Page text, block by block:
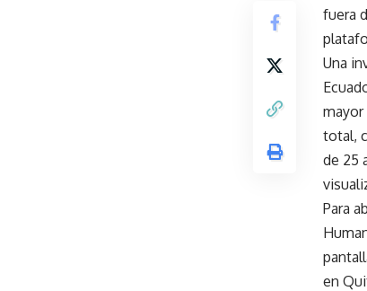
fuera
Una
mayor
total,
de 25
Para
en